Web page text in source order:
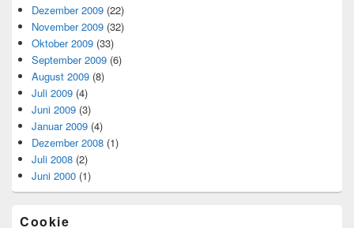
Dezember 2009 (22)
November 2009 (32)
Oktober 2009 (33)
September 2009 (6)
August 2009 (8)
Juli 2009 (4)
Juni 2009 (3)
Januar 2009 (4)
Dezember 2008 (1)
Juli 2008 (2)
Juni 2000 (1)
Cookie